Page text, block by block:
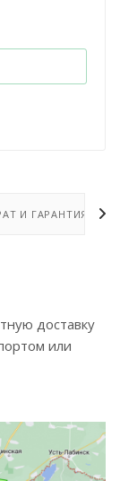
И ГАРАНТИЯ
доставку
или